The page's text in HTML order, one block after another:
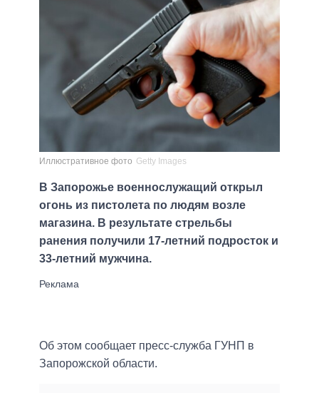
Иллюстративное фото Getty Images
В Запорожье военнослужащий открыл
огонь из пистолета по людям возле
магазина. В результате стрельбы
ранения получили 17-летний подросток и
33-летний мужчина.
Об этом сообщает пресс-служба ГУНП в
Запорожской области.